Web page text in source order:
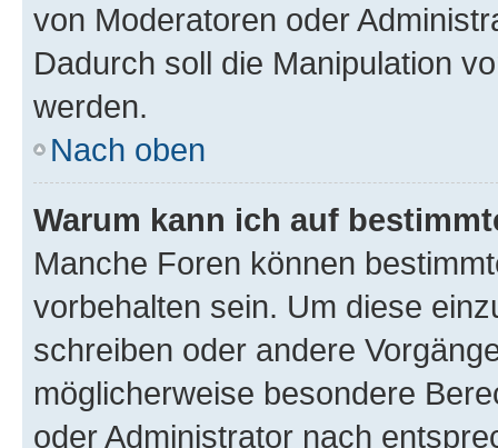
von Moderatoren oder
Dadurch soll die Manipulation
werden.
Nach oben
Warum kann ich auf
Manche Foren können
vorbehalten sein. Um diese
schreiben oder andere
möglicherweise besondere
oder Administrator nach